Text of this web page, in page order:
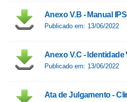
Anexo V.B - Manual
Publicado em: 13/06/2022
Anexo V.C -
Publicado em: 13/06/2022
Ata de Julgamento -